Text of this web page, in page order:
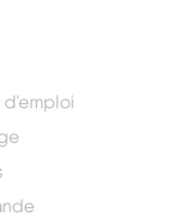
d'emploi